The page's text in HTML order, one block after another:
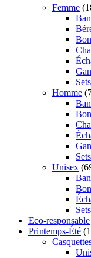
Femme
Sets
Homme
Sets
Unisex
Sets
Eco-responsable
Printemps-Été